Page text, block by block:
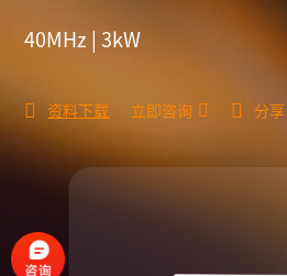
40MHz | 3kW
资料下载 立即咨询 分享